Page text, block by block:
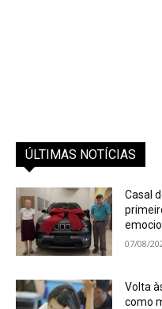
ÚLTIMAS NOTÍCIAS
Casal
07/08/
Volta
como